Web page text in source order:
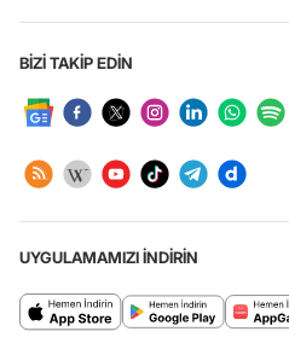
BİZİ TAKİP EDİN
UYGULAMAMIZI İNDİRİN